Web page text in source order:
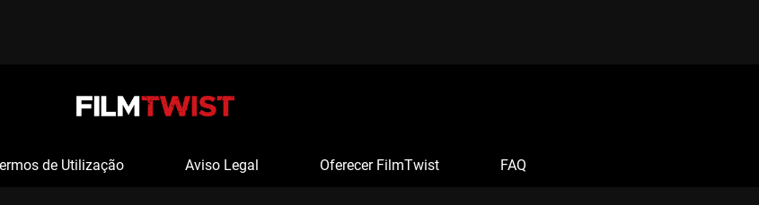
de Utilização Aviso Legal Oferecer FilmTwist FAQ